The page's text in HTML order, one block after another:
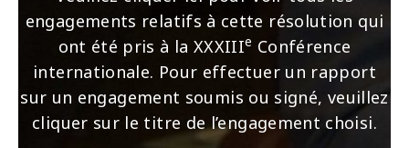
engagements relatifs à cette résolution qui
ont été pris à la XXXIIIe Conférence
internationale. Pour effectuer un rapport
sur un engagement soumis ou signé, veuillez
cliquer sur le titre de l’engagement choisi.